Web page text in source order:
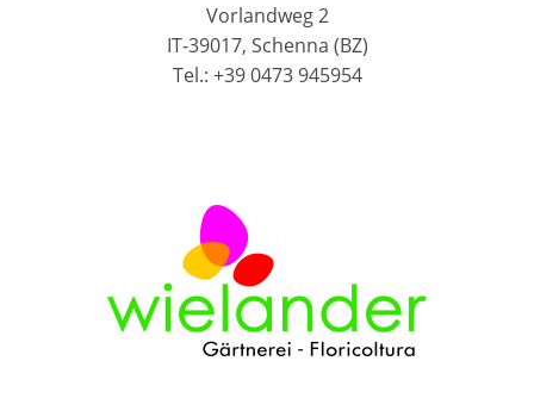
Vorlandweg 2
IT-39017, Schenna (BZ)
Tel.: +39 0473 945954